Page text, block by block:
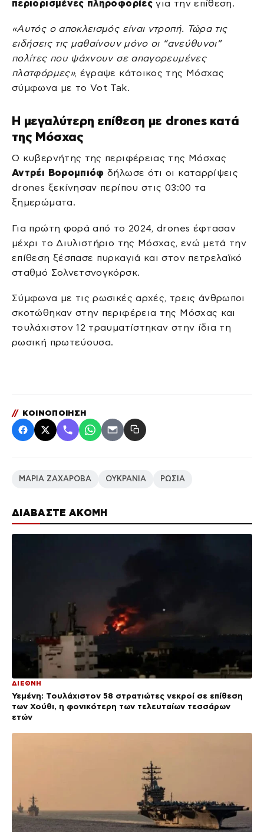
ΔΙΑΒΑΣΤΕ ΑΚΟΜΗ
ΔΙΕΘΝΗ
Υεμένη: Τουλάχιστον 58 στρατιώτες νεκροί σε επίθεση
των Χούθι, η φονικότερη των τελευταίων τεσσάρων
ετών
περιορισμένες πληροφορίες για την επίθεση.
«Αυτός ο αποκλεισμός είναι ντροπή. Τώρα τις
ειδήσεις τις μαθαίνουν μόνο οι “ανεύθυνοι”
πολίτες που ψάχνουν σε απαγορευμένες
πλατφόρμες», έγραψε κάτοικος της Μόσχας
σύμφωνα με το Vot Tak.
Η μεγαλύτερη επίθεση με drones κατά
της Μόσχας
Ο κυβερνήτης της περιφέρειας της Μόσχας
Αντρέι Βορομπιόφ δήλωσε ότι οι καταρρίψεις
drones ξεκίνησαν περίπου στις 03:00 τα
ξημερώματα.
Για πρώτη φορά από το 2024, drones έφτασαν
μέχρι το Διυλιστήριο της Μόσχας, ενώ μετά την
επίθεση ξέσπασε πυρκαγιά και στον πετρελαϊκό
σταθμό Σολνετσνογκόρσκ.
Σύμφωνα με τις ρωσικές αρχές, τρεις άνθρωποι
σκοτώθηκαν στην περιφέρεια της Μόσχας και
τουλάχιστον 12 τραυματίστηκαν στην ίδια τη
ρωσική πρωτεύουσα.
// ΚΟΙΝΟΠΟΙΗΣΗ
ΜΑΡΙΑ ΖΑΧΑΡΟΒΑ ΟΥΚΡΑΝΙΑ ΡΩΣΙΑ